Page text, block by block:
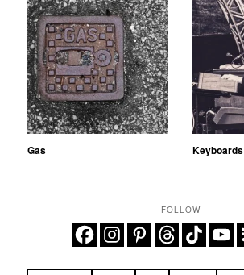
Gas Keyboards
FOLLOW